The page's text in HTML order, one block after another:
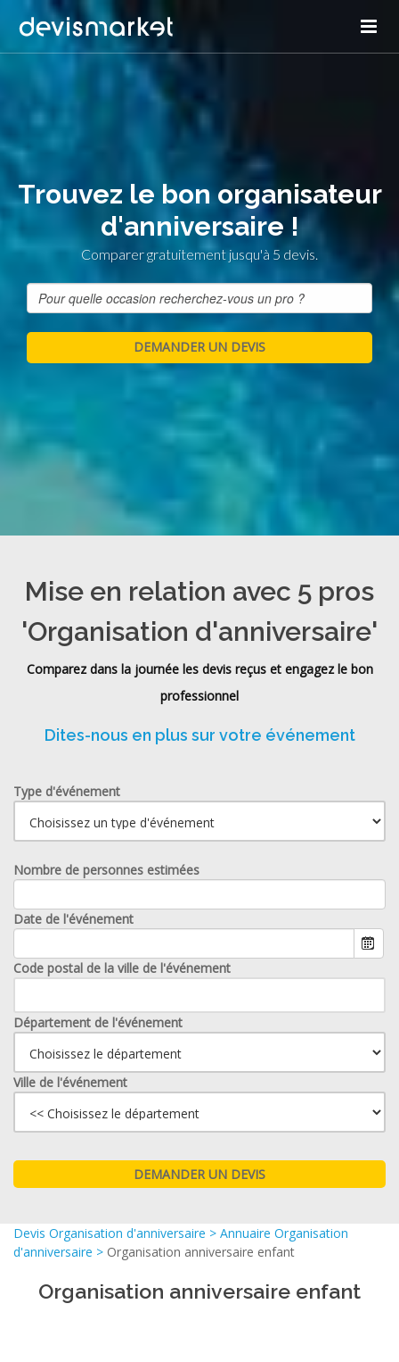
Trouvez le bon organisateur
d'anniversaire !
Comparer gratuitement jusqu'à 5 devis.
Mise en relation avec 5 pros
'Organisation d'anniversaire'
Comparez dans la journée les devis reçus et engagez le bon
professionnel
Dites-nous en plus sur votre événement
Type d'événement
Nombre de personnes estimées
Date de l'événement
Code postal de la ville de l'événement
Département de l'événement
Ville de l'événement
Devis Organisation d'anniversaire > Annuaire Organisation
d'anniversaire > Organisation anniversaire enfant
Organisation anniversaire enfant